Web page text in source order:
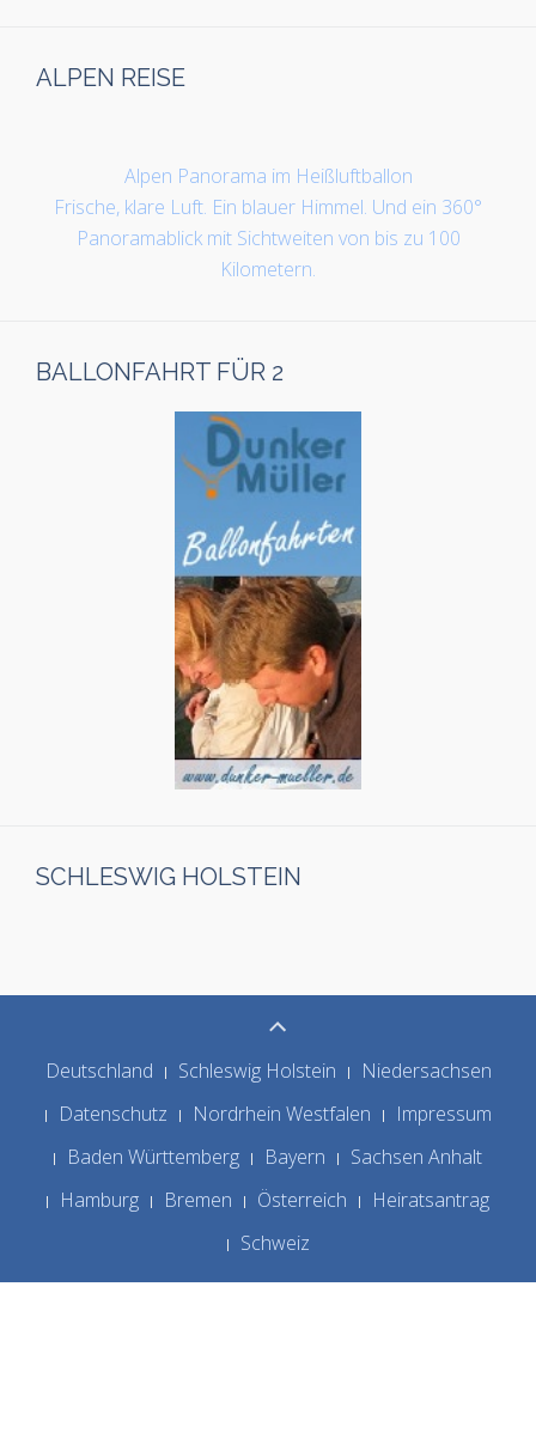
ALPEN REISE
Alpen Panorama im Heißluftballon
Frische, klare Luft. Ein blauer Himmel. Und ein 360°
Panoramablick mit Sichtweiten von bis zu 100
Kilometern.
BALLONFAHRT FÜR 2
SCHLESWIG HOLSTEIN
Deutschland Schleswig Holstein
Niedersachsen
Datenschutz
Nordrhein Westfalen
Impressum
Baden Württemberg
Bayern
Sachsen Anhalt
Hamburg
Bremen Österreich
Heiratsantrag
Schweiz